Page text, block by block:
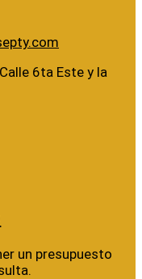
6ta Este y la
un presupuesto